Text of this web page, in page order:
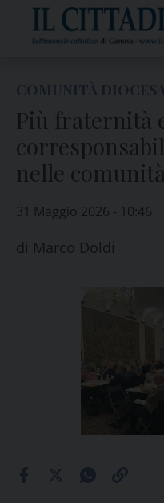
content
Più fraternità
nelle
31 Maggio 2026 - 10:46
di Marco Doldi